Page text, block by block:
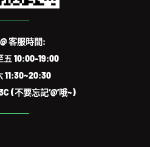
客服時間:
五 10:00-19:00
11:30~20:30
(不要忘記‘@’哦~)